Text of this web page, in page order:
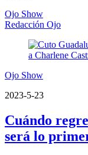
Ojo Show
Redacción Ojo
Ojo Show
2023-5-23
Cuándo
será lo